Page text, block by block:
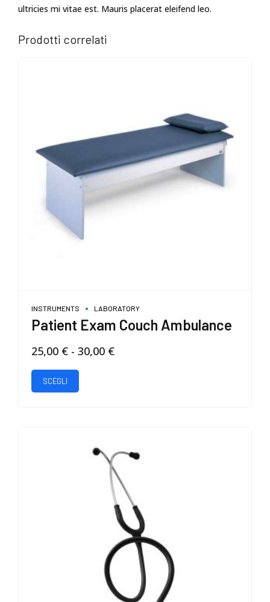
ultricies mi vitae est. Mauris placerat eleifend leo.
Prodotti correlati
INSTRUMENTS LABORATORY
Patient Exam Couch Ambulance
25,00 € - 30,00 €Fascia
SCEGLI
prodotto
possono
prodotto